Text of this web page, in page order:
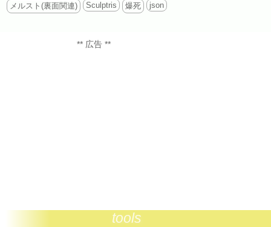
メルスト(裏面関連)
Sculptris 爆死 json
** 広告 **
tools